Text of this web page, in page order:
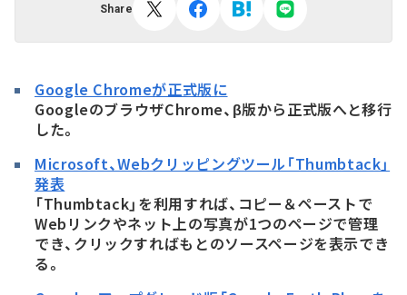
Share
Google Chromeが正式版に
GoogleのブラウザChrome、β版から正式版へと移行
した。
Microsoft、Webクリッピングツール「Thumbtack」
発表
「Thumbtack」を利用すれば、コピー＆ペーストで
Webリンクやネット上の写真が1つのページで管理
でき、クリックすればもとのソースページを表示でき
る。